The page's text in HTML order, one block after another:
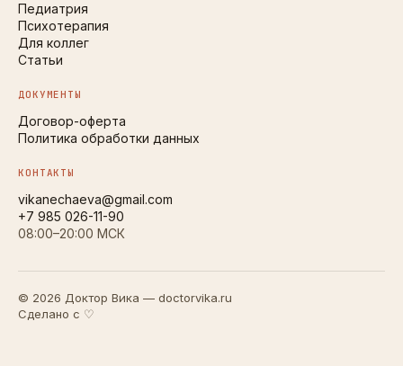
Педиатрия
Психотерапия
Для коллег
Статьи
ДОКУМЕНТЫ
Договор-оферта
Политика обработки данных
КОНТАКТЫ
vikanechaeva@gmail.com
+7 985 026-11-90
08:00–20:00 МСК
© 2026 Доктор Вика — doctorvika.ru
Сделано с ♡